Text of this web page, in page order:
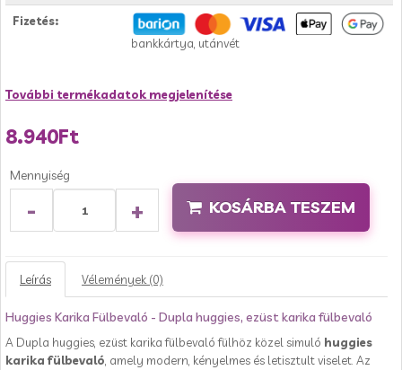
Fizetés:
bankkártya, utánvét
További termékadatok megjelenítése
8.940Ft
Mennyiség
- + KOSÁRBA TESZEM
Leírás Vélemények (0)
Huggies Karika Fülbevaló - Dupla huggies, ezüst karika fülbevaló
A Dupla huggies, ezüst karika fülbevaló fülhöz közel simuló huggies
karika fülbevaló , amely modern, kényelmes és letisztult viselet. Az